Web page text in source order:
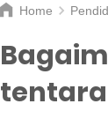
Home